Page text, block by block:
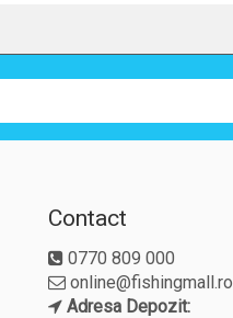
Contact
0770 809 000
online@fishingmall.ro
Adresa Depozit: